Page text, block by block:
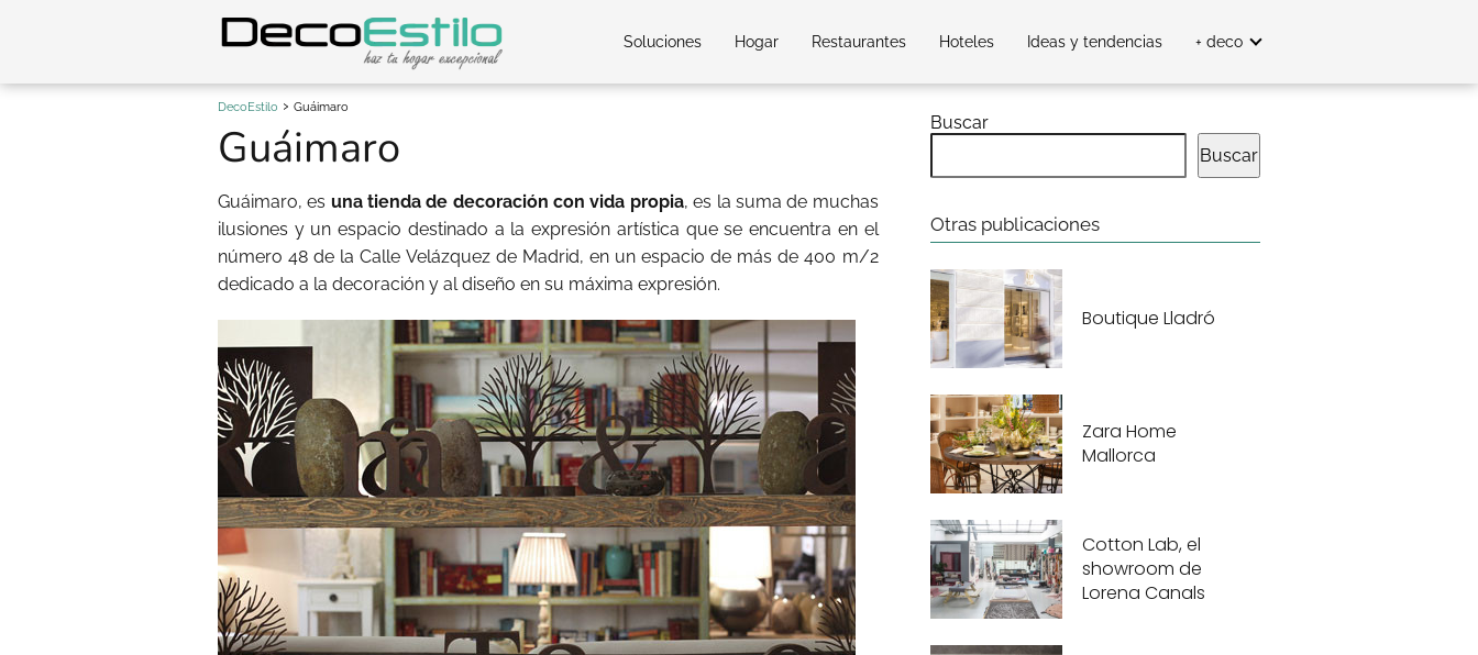
Soluciones Hogar Restaurantes Hoteles Ideas y tendencias + deco
DecoEstilo Guáimaro
Guáimaro
Guáimaro, es una tienda de decoración con vida propia, es la suma de muchas
ilusiones y un espacio destinado a la expresión artística que se encuentra en el
número 48 de la Calle Velázquez de Madrid, en un espacio de más de 400 m/2
dedicado a la decoración y al diseño en su máxima expresión.
Buscar
Buscar
Otras publicaciones
Boutique Lladró
Zara Home
Mallorca
Cotton Lab, el
showroom de
Lorena Canals